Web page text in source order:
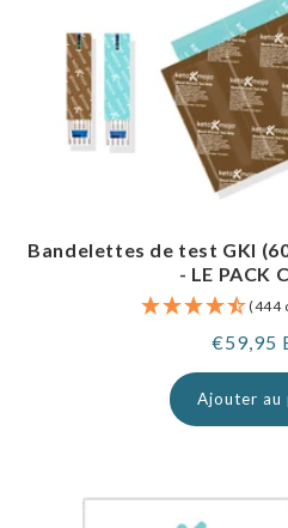
Bandelettes de test GKI
- LE PACK
(444
Prix
normal
€59,95
Ajouter au